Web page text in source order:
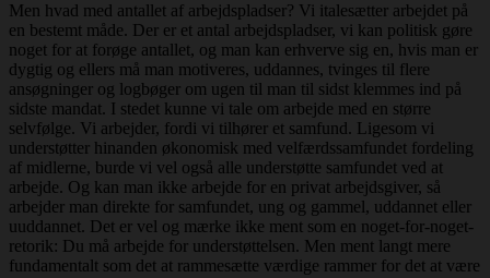
Men hvad med antallet af arbejdspladser? Vi italesætter arbejdet på
en bestemt måde. Der er et antal arbejdspladser, vi kan politisk gøre
noget for at forøge antallet, og man kan erhverve sig en, hvis man er
dygtig og ellers må man motiveres, uddannes, tvinges til flere
ansøgninger og logbøger om ugen til man til sidst klemmes ind på
sidste mandat. I stedet kunne vi tale om arbejde med en større
selvfølge. Vi arbejder, fordi vi tilhører et samfund. Ligesom vi
understøtter hinanden økonomisk med velfærdssamfundet fordeling
af midlerne, burde vi vel også alle understøtte samfundet ved at
arbejde. Og kan man ikke arbejde for en privat arbejdsgiver, så
arbejder man direkte for samfundet, ung og gammel, uddannet eller
uuddannet. Det er vel og mærke ikke ment som en noget-for-noget-
retorik: Du må arbejde for understøttelsen. Men ment langt mere
fundamentalt som det at rammesætte værdige rammer for det at være